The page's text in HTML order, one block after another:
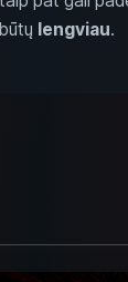
lengviau.